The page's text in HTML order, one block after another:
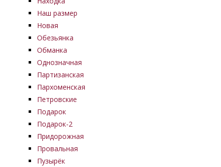
Наш размер
Новая
Обезьянка
Обманка
Однозначная
Партизанская
Пархоменская
Петровские
Подарок
Подарок-2
Придорожная
Провальная
Пузырёк